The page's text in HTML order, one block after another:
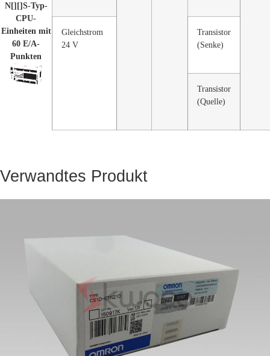
N[][]S-Typ-
CPU-
Einheiten mit
60 E/A-
Punkten
Gleichstrom
24 V
Transistor
(Senke)
Transistor
(Quelle)
Verwandtes Produkt